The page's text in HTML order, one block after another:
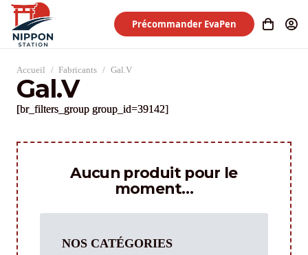
Précommander EvaPen
Accueil / Fabricants / Gal.V
Gal.V
[br_filters_group group_id=39142]
Aucun produit pour le
moment…
NOS CATÉGORIES